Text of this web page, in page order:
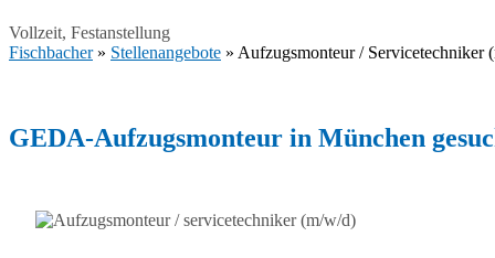
Vollzeit, Festanstellung
Fischbacher» Stellenangebote » Aufzugsmonteur / Servicetechniker
GEDA-Aufzugsmonteur in München